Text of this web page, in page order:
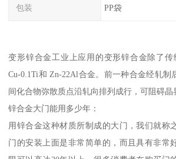
包装 PP袋
变形锌合金工业上应用的变形锌合金除了
Cu-0.1Ti和 Zn-22Al合金。前一种合金经轧制
间化合物弥散质点沿轧向排列成行，可阻碍晶
锌合金大门能用多少年：
用锌合金这种材质所制成的大门，我们就称
门的安装上面是非常简单的，而且具有非常